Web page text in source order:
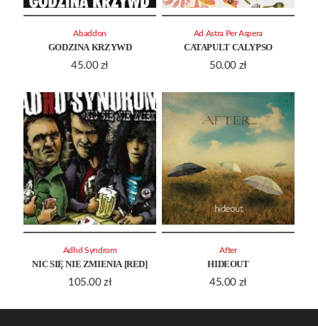
GODZINA KRZYWD
45.00 zł
Abaddon
CATAPULT CALYPSO
50.00 zł
Ad Astra Per Aspera
NIC SIĘ NIE ZMIENIA [RED]
105.00 zł
Adhd Syndrom
HIDEOUT
45.00 zł
After